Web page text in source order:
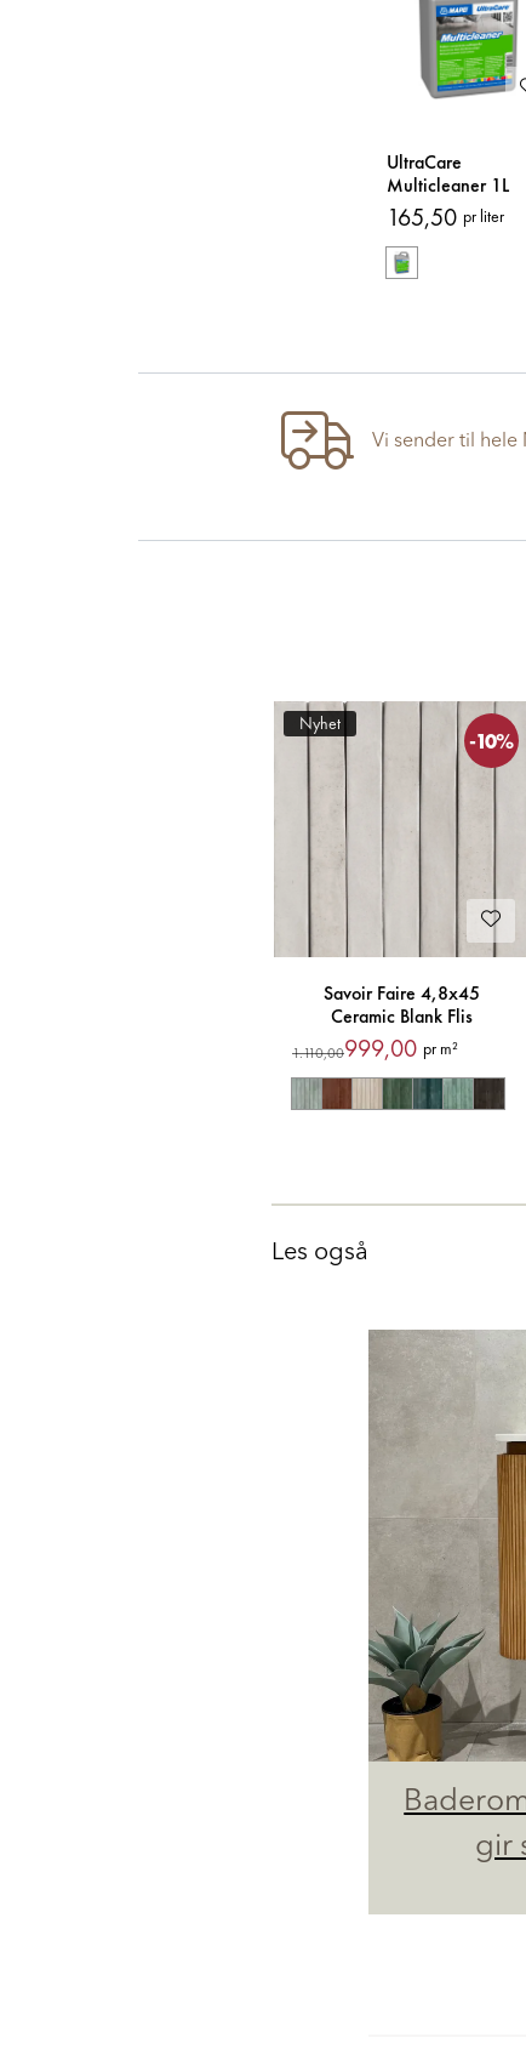
UltraCare
Multicleaner 1L
Rengjøringsmiddel
165,50 pr liter
Vi sender til hele
Nyhet
-10%
Savoir Faire 4,8x45
Ceramic Blank Flis
1.110,00999,00 pr m²
Les også
gir